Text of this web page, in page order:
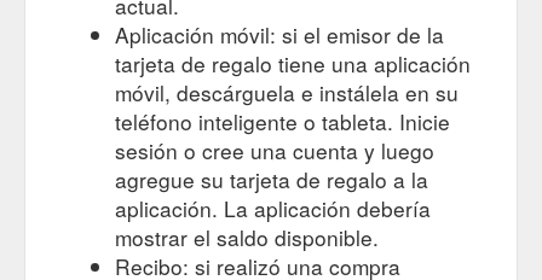
Aplicación móvil: si el emisor de la
tarjeta de regalo tiene una aplicación
móvil, descárguela e instálela en su
teléfono inteligente o tableta. Inicie
sesión o cree una cuenta y luego
agregue su tarjeta de regalo a la
aplicación. La aplicación debería
mostrar el saldo disponible.
Recibo: si realizó una compra